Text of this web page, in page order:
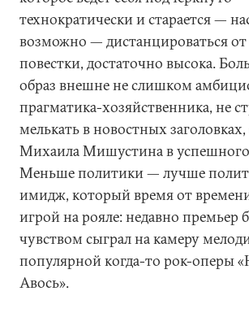
технократически и старается —
возможно — дистанцироваться
повестки, достаточно высока.
образ внешне не слишком
прагматика-хозяйственника, не
мелькать в новостных
Михаила Мишустина в
Меньше политики — лучше
имидж, который время от
игрой на рояле: недавно премьер
чувством сыграл на камеру
популярной когда-то рок-оперы
Авось».